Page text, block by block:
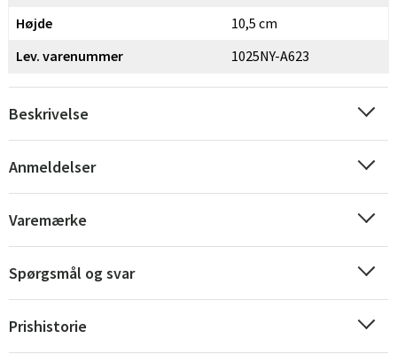
Sverige
Højde
10,5 cm
Lev. varenummer
1025NY-A623
Beskrivelse
Anmeldelser
Varemærke
Spørgsmål og svar
Prishistorie